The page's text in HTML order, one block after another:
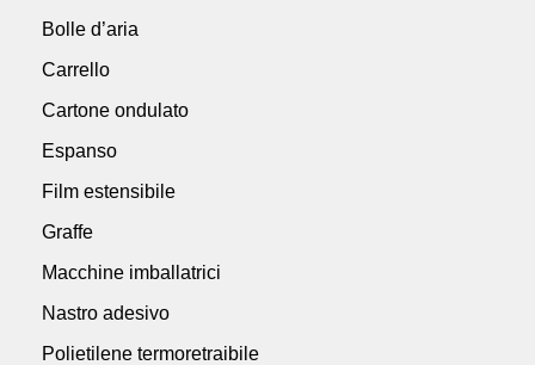
Bolle d’aria
Carrello
Cartone ondulato
Espanso
Film estensibile
Graffe
Macchine imballatrici
Nastro adesivo
Polietilene termoretraibile